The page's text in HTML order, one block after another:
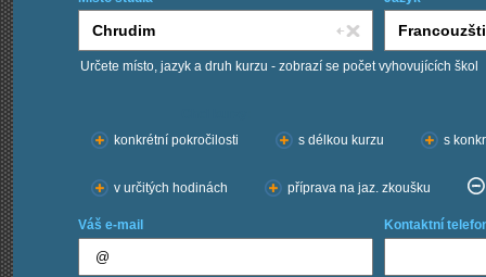
Určete místo, jazyk a druh kurzu - zobrazí se počet vyhovujících škol
konkrétní pokročilosti
s délkou kurzu s
v určitých hodinách příprava na jaz. zkoušku
Váš e-mail Kontaktní